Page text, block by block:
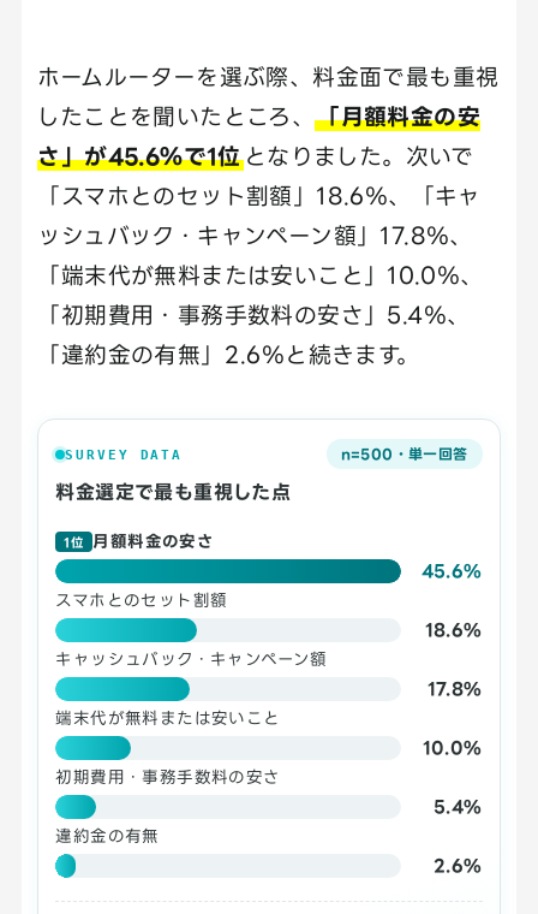
ホームルーターを選ぶ際、料金面で最も重視
したことを聞いたところ、「月額料金の安
さ」が45.6％で1位となりました。次いで
「スマホとのセット割額」18.6％、「キャ
ッシュバック・キャンペーン額」17.8％、
「端末代が無料または安いこと」10.0％、
「初期費用・事務手数料の安さ」5.4％、
「違約金の有無」2.6％と続きます。
SURVEY DATA n=500・単一回答
料金選定で最も重視した点
1位 月額料金の安さ
45.6%
スマホとのセット割額
18.6%
キャッシュバック・キャンペーン額
17.8%
端末代が無料または安いこと
10.0%
初期費用・事務手数料の安さ
5.4%
違約金の有無
2.6%